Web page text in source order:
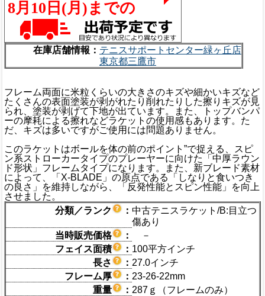
在庫店舗情報： テニスサポートセンター緑ヶ丘店
東京都三鷹市
フレーム両面に米粒くらいの大きさのキズや細かいキズなど
たくさんの表面塗装が剥がれたり削れたりした擦りキズが見
られ、塗装が剥げて下地が出ています。また、トップバンパ
ーの摩耗による擦れなどラケットの使用感もあります。た
だ、キズは多いですがご使用には問題ありません。
このラケットはボールを体の前のポイント”で捉える、スピ
ン系ストローカータイプのプレーヤーに向けた「中厚ラウン
ド形状」フレームタイプになります。また、新ブレード素材
によって、「X-BLADE」の原点である「しなりと食いつき
の良さ」を維持しながら、「反発性能とスピン性能」を向上
させました。
分類／ランク
： 中古テニスラケット/B:目立つ
傷あり
当時販売価格
：
－
フェイス面積
： 100平方インチ
長さ
： 27.0インチ
フレーム厚
： 23-26-22mm
重量
： 287ｇ（フレームのみ）